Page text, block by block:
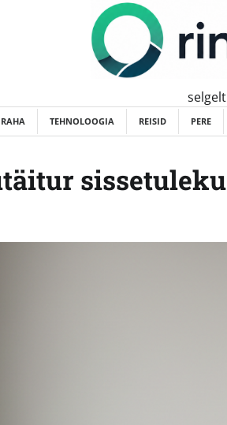
RAHA TEHNOLOOGIA REISID PERE